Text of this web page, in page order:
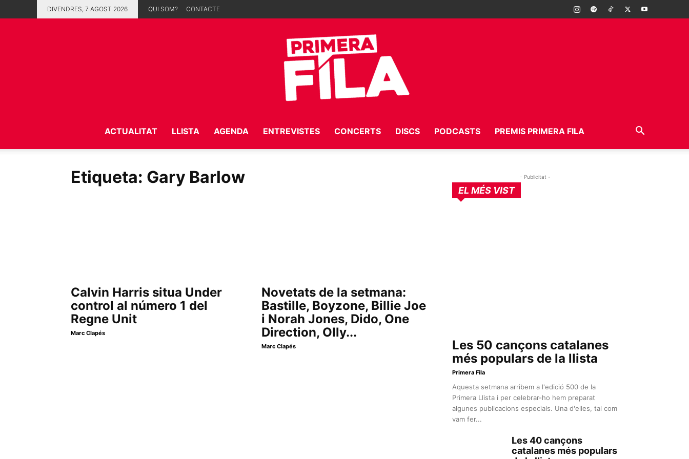
DIVENDRES, 7 AGOST 2026 QUI SOM? CONTACTE
ACTUALITAT LLISTA AGENDA ENTREVISTES CONCERTS DISCS PODCASTS PREMIS PRIMERA FILA
Etiqueta: Gary Barlow
Calvin Harris situa Under
control al número 1 del
Regne Unit
Marc Clapés
Novetats de la setmana:
Bastille, Boyzone, Billie Joe
i Norah Jones, Dido, One
Direction, Olly...
Marc Clapés
- Publicitat -
EL MÉS VIST
Les 50 cançons catalanes
més populars de la llista
Primera Fila
Aquesta setmana arribem a l'edició 500 de la
Primera Llista i per celebrar-ho hem preparat
algunes publicacions especials. Una d'elles, tal com
vam fer...
Les 40 cançons
catalanes més populars